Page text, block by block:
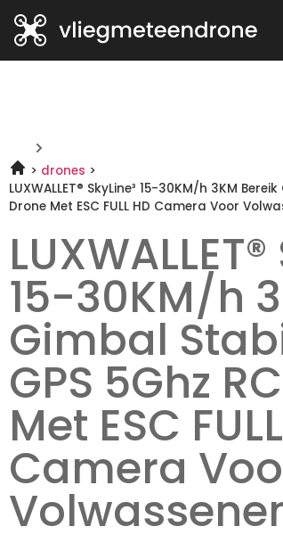
drones
LUXWALLET® SkyLine³ 15-30KM/h 3KM
Drone Met ESC FULL HD Camera Voor
15-30KM/h
Gimbal
GPS 5Ghz
Met ESC
Camera